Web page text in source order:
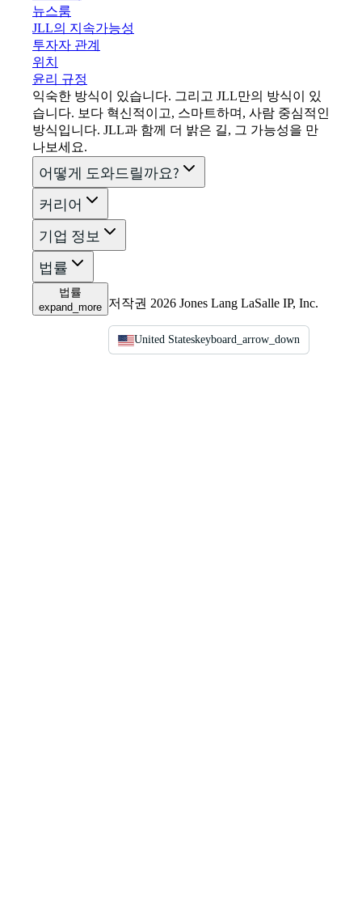
뉴스룸
JLL의 지속가능성
투자자 관계
위치
윤리 규정
익숙한 방식이 있습니다. 그리고 JLL만의 방식이 있
습니다. 보다 혁신적이고, 스마트하며, 사람 중심적인
방식입니다. JLL과 함께 더 밝은 길, 그 가능성을 만
나보세요.
어떻게 도와드릴까요?
커리어
기업 정보
법률
법률
expand_more 저작권 2026 Jones Lang LaSalle IP, Inc.
United Stateskeyboard_arrow_down